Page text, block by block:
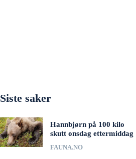
Siste saker
Hannbjørn på 100 kilo
skutt onsdag ettermiddag
FAUNA.NO